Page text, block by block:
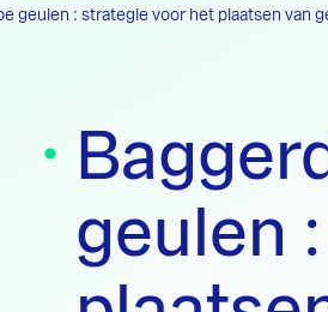
geulen : strategie voor het plaatsen van
geulen